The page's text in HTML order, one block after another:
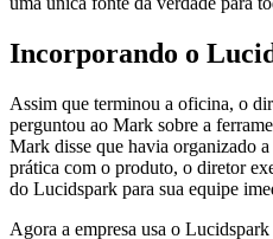
Incorporando o
Assim que terminou a oficina, o
perguntou ao Mark sobre a
Mark disse que havia organizado
prática com o produto, o diretor
do Lucidspark para sua equipe
Agora a empresa usa o